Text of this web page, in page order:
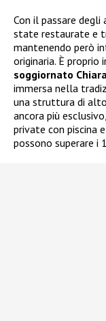
Con il passare
state restaurate e
mantenendo però
originaria. È
soggiornato
immersa nella
una struttura di
ancora più
private con piscina
possono superare i